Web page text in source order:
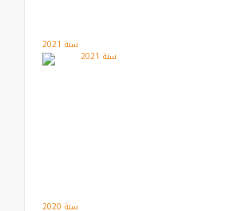
سنة 2021
سنة 2020